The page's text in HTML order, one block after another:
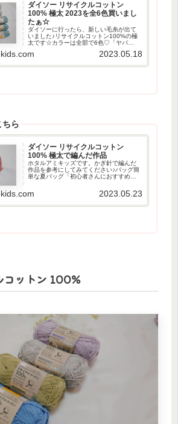
ダイソー リサイクルコットン
100% 極太 2023を全6色買いまし
たぁ☆
ダイソーに行ったら、新しい毛糸が出て
いました♪リサイクルコットン100%の極
太です☆カラーは全部で6色♡「ヤバ
ッ！」と思って、つい大量買い...(≧▽≦)カ
ラーホワイトイエロースカイブルー写真
2023.05.18
ちら
ダイソー リサイクルコットン
100% 極太で編んだ作品
ホタルアミキッズです。かぎ針で編んだ
作品を参考にしてみてください♪バッグ簡
単な夏バッグ「初心者さんにおすすめ」
うと思います♪伸びにくいネット編みバッ
グ♪ざっくり感が「可愛すぎ♡」リサイク
2023.05.23
コットン 100%